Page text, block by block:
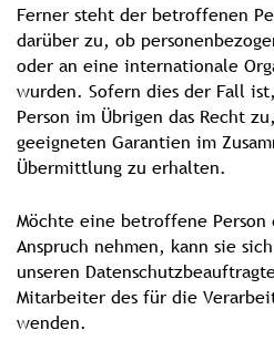
Ferner steht der betroffenen
darüber zu, ob
oder an eine internationale
wurden. Sofern dies der Fall
Person im Übrigen das Recht
geeigneten Garantien im
Übermittlung zu erhalten.
Möchte eine betroffene Person
Anspruch nehmen, kann sie
unseren
Mitarbeiter des für die
wenden.